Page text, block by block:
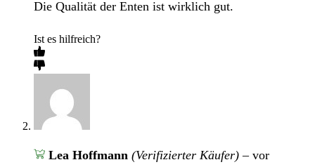
Die Qualität der Enten ist wirklich gut.
Ist es hilfreich?
Lea Hoffmann (Verifizierter Käufer) – vor